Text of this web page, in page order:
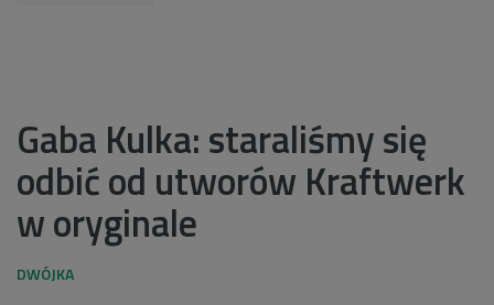
Gaba Kulka: staraliśmy się
odbić od utworów Kraftwerk
w oryginale